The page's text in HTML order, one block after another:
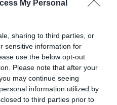
My Personal
sharing to third parties, or
sensitive information for
use the below opt-out
Please note that after your
may continue seeing
information utilized by
to third parties prior to